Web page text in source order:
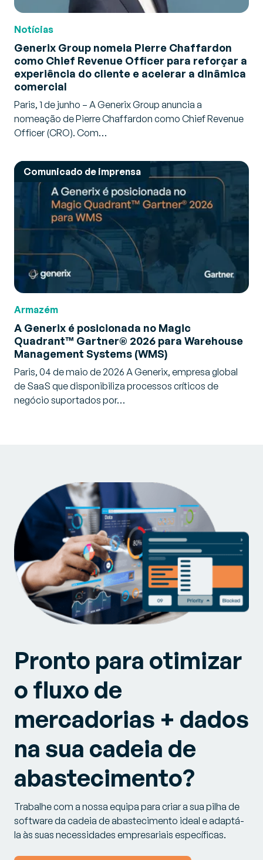
Notícias
Generix Group nomeia Pierre Chaffardon
como Chief Revenue Officer para reforçar a
experiência do cliente e acelerar a dinâmica
comercial
Paris, 1 de junho – A Generix Group anuncia a
nomeação de Pierre Chaffardon como Chief Revenue
Officer (CRO). Com…
Comunicado de imprensa
Armazém
A Generix é posicionada no Magic
Quadrant™ Gartner® 2026 para Warehouse
Management Systems (WMS)
Paris, 04 de maio de 2026 A Generix, empresa global
de SaaS que disponibiliza processos críticos de
negócio suportados por…
Pronto para otimizar
o fluxo de
mercadorias + dados
na sua cadeia de
abastecimento?
Trabalhe com a nossa equipa para criar a sua pilha de
software da cadeia de abastecimento ideal e adaptá-
la às suas necessidades empresariais específicas.